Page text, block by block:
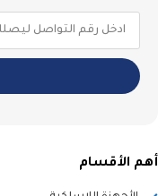
أهم الأقسام